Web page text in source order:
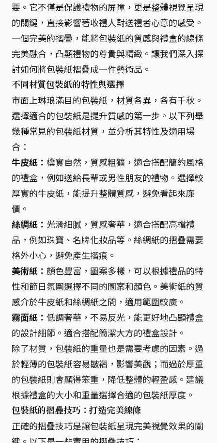
要。它不僅是保護禮物的屏障，更是整體視覺呈現
的關鍵，直接影響著收禮人對送禮者心意的感受。
一個完美的摺疊，能將包裝紙的質感與禮盒的線條
完美融合，凸顯禮物的尊貴與精緻。讓我們深入探
討如何將包裝紙摺疊成一件藝術品。
不同材質包裝紙的特性與選擇
市面上琳琅滿目的包裝紙，材質各異，各有千秋。
選擇適合的包裝紙是提升質感的第一步。以下列舉
幾種常見的包裝紙材質，並分析其特性及適用場
合：
牛皮紙： 樸實自然，質感粗獷，適合搭配簡約風格
的禮盒，例如送給長輩或男性朋友的禮物。選擇較
厚實的牛皮紙，能提升整體質感，避免看起來廉
價。
絲綢紙： 光滑細膩，質感奢華，適合搭配高檔禮
品，例如珠寶、名牌化妝品等。絲綢紙的摺疊需要
格外小心，避免產生摺痕。
美術紙： 顏色豐富，圖案多樣，可以根據禮品的特
性和節日氛圍選擇不同的圖案和顏色。美術紙的質
感介於牛皮紙和絲綢紙之間，適用範圍較廣。
霧面紙： 低調奢華，不易反光，能更好地凸顯禮盒
的設計細節。適合搭配簡潔大方的禮盒設計。
除了材質，包裝紙的重量也是需要考慮的因素。過
於輕薄的包裝紙容易皺褶，影響美觀；而過於厚重
的包裝紙則會顯得笨重，降低整體的輕盈感。建議
根據禮盒的大小和重量選擇合適的包裝紙厚度。
包裝紙的摺疊技巧：打造完美線條
正確的摺疊技巧是讓包裝紙呈現完美視覺效果的關